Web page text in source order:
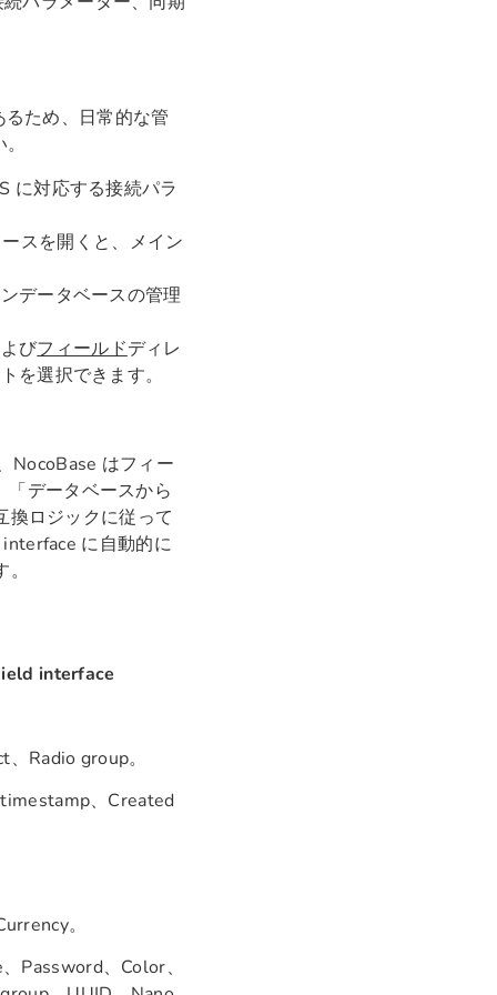
ため、日常的な管
に対応する接続パラ
スを開くと、メイン
データベースの管理
びフィールドディレ
を選択できます。
NocoBase はフィー
「データベースから
換ロジックに従って
に自動的に
interface
Radio group。
、Created
。
Password、Color、